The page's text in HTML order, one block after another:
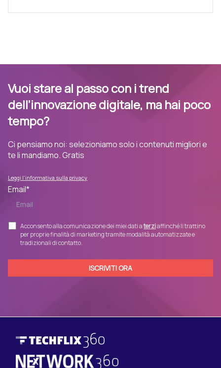
Vuoi stare al passo con i trend
dell’innovazione digitale, ma hai poco
tempo?
Ci pensiamo noi: selezioniamo solo i contenuti migliori e
te li mandiamo. Gratis
Leggi l'informativa sulla privacy
Email*
Acconsento alla comunicazione dei miei dati aterziaffinché li trattino
per proprie finalità di marketing tramite modalità automatizzate e
tradizionali di contatto.